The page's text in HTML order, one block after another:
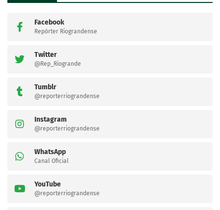
Facebook
Repórter Riograndense
Twitter
@Rep_Riogrande
Tumblr
@reporterriograndense
Instagram
@reporterriograndense
WhatsApp
Canal Oficial
YouTube
@reporterriograndense